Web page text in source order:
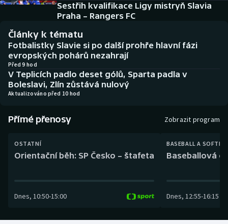
Biatlon
Boby a skeleton
Box
Curling
Dostihy
Historické návraty
Aplikace ČT sport
AZ kvíz
Sestřih kvalifikace Ligy mistryň Slavia
Praha – Rangers FC
Články k tématu
Fotbalistky Slavie si po další prohře hlavní fázi
evropských pohárů nezahrají
Před 9 hod
V Teplicích padlo deset gólů, Sparta padla v
Boleslavi, Zlín zůstává nulový
Aktualizováno před 10 hod
Přímé přenosy Zobrazit program
OSTATNÍ
Orientační běh: SP Česko – štafeta
Dnes, 10:50-15:00
BASEBALL A
Baseballová
Dnes, 12:55-16:15